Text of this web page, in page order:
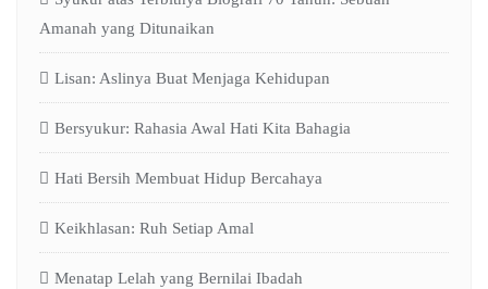
Amanah yang Ditunaikan
Lisan: Aslinya Buat Menjaga Kehidupan
Bersyukur: Rahasia Awal Hati Kita Bahagia
Hati Bersih Membuat Hidup Bercahaya
Keikhlasan: Ruh Setiap Amal
Menatap Lelah yang Bernilai Ibadah